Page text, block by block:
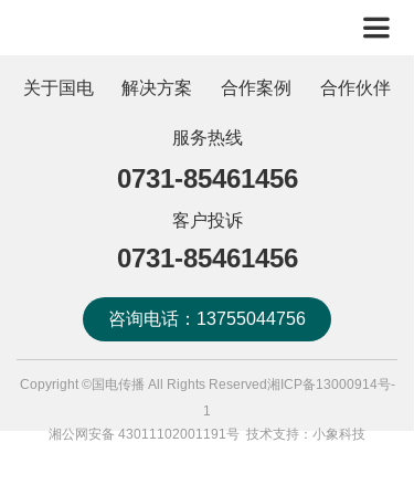
关于国电 解决方案 合作案例 合作伙伴
服务热线
客户投诉
0731-85461456
0731-85461456
咨询电话：13755044756
Copyright ©国电传播 All Rights Reserved湘ICP备13000914号-
1
湘公网安备 43011102001191号 技术支持： 小象科技